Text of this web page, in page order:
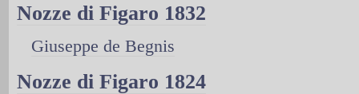
Nozze di Figaro 1832
Giuseppe de Begnis
Nozze di Figaro 1824